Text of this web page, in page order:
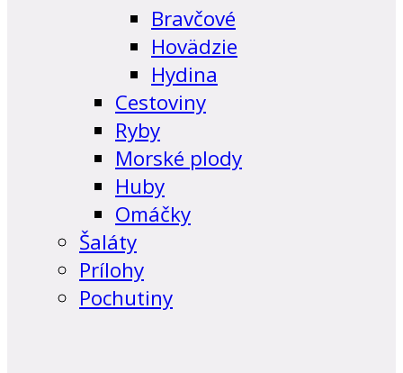
Bravčové
Hovädzie
Hydina
Cestoviny
Ryby
Morské plody
Huby
Omáčky
Šaláty
Prílohy
Pochutiny